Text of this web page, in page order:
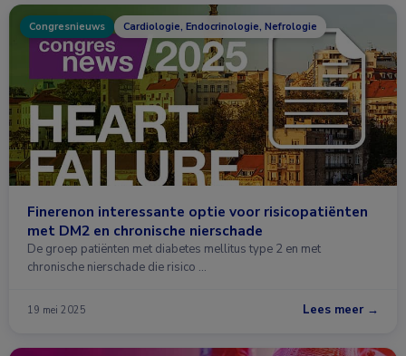
Congresnieuws Cardiologie, Endocrinologie, Nefrologie
Finerenon interessante optie voor risicopatiënten
met DM2 en chronische nierschade
De groep patiënten met diabetes mellitus type 2 en met
chronische nierschade die risico …
19 mei 2025 Lees meer →